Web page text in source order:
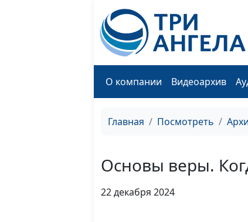
О компании Видеоархив
Главная Посмотреть
Основы веры.
22 декабря 2024